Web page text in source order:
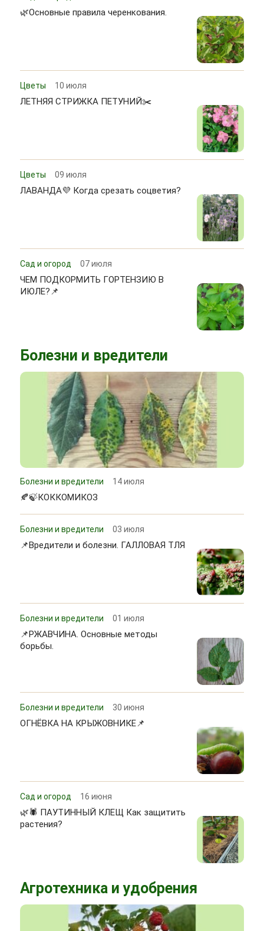
🌿Основные правила черенкования.
Цветы 10 июля
ЛЕТНЯЯ СТРИЖКА ПЕТУНИЙ✂️
Цветы 09 июля
ЛАВАНДА💜 Когда срезать соцветия?
Сад и огород 07 июля
ЧЕМ ПОДКОРМИТЬ ГОРТЕНЗИЮ В
ИЮЛЕ?📌
Болезни и вредители
Болезни и вредители 14 июля
🍂🍃КОККОМИКОЗ
Болезни и вредители 03 июля
📌Вредители и болезни. ГАЛЛОВАЯ ТЛЯ
Болезни и вредители 01 июля
📌РЖАВЧИНА. Основные методы
борьбы.
Болезни и вредители 30 июня
ОГНЁВКА НА КРЫЖОВНИКЕ📌
Сад и огород 16 июня
🌿🕷 ПАУТИННЫЙ КЛЕЩ Как защитить
растения?
Агротехника и удобрения